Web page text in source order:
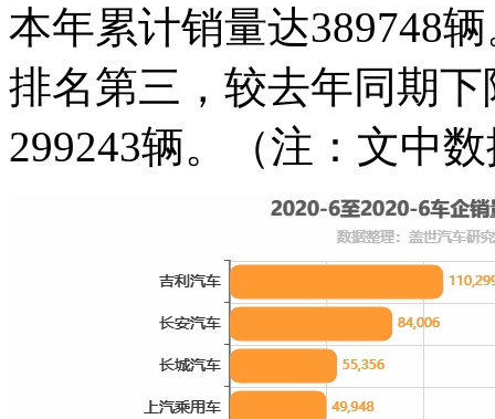
本年累计销量达389748
排名第三，较去年同期
299243辆。（注：文中